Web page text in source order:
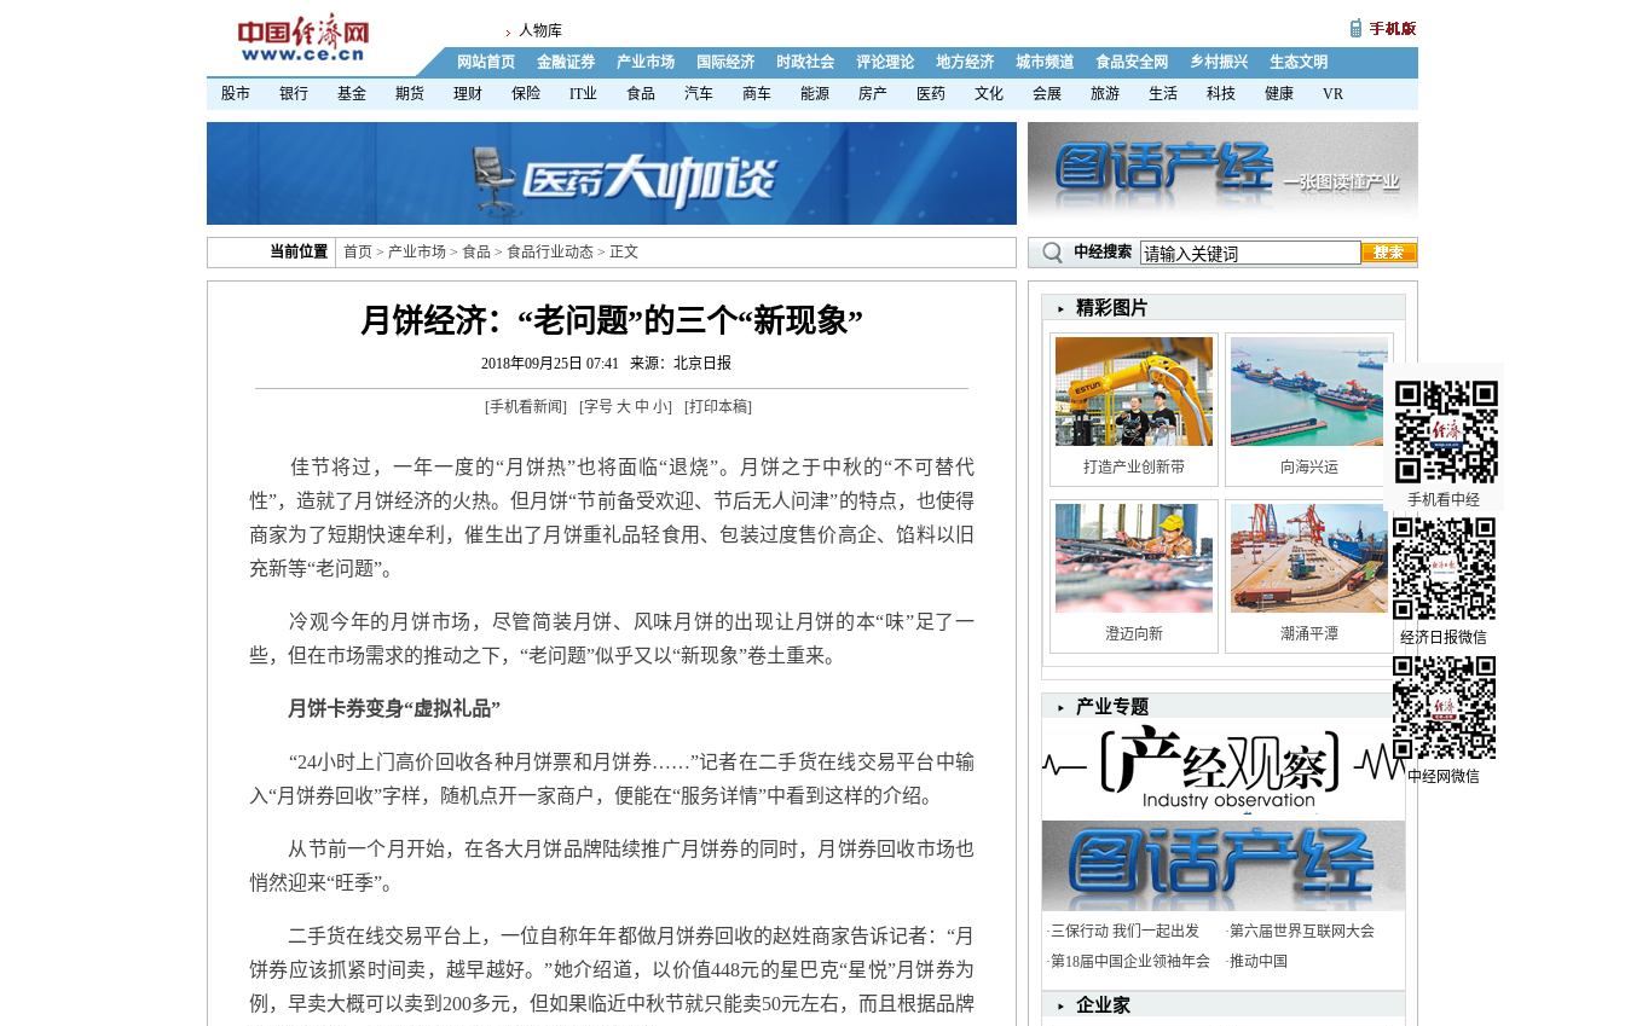
手机看中经
经济日报微信
中经网微信
人物库
网站首页
金融证券 产业市场 国际经济 时政社会 评论理论 地方经济 城市频道 食品安全网 乡村振兴
生态文明
股市
银行 基金 期货 理财 保险 IT业 食品 汽车 商车 能源 房产 医药 文化 会展 旅游 生活 科技 健康 VR
当前位置 首页 > 产业市场 > 食品 > 食品行业动态 > 正文 中经搜索
月饼经济：“老问题”的三个“新现象”
2018年09月25日 07:41 来源：北京日报
[手机看新闻] [字号 大 中 小] [打印本稿]
佳节将过，一年一度的“月饼热”也将面临“退烧”。月饼之于中秋的“不可替代
性”，造就了月饼经济的火热。但月饼“节前备受欢迎、节后无人问津”的特点，也使得
商家为了短期快速牟利，催生出了月饼重礼品轻食用、包装过度售价高企、馅料以旧
充新等“老问题”。
冷观今年的月饼市场，尽管简装月饼、风味月饼的出现让月饼的本“味”足了一
些，但在市场需求的推动之下，“老问题”似乎又以“新现象”卷土重来。
月饼卡券变身“虚拟礼品”
“24小时上门高价回收各种月饼票和月饼券……”记者在二手货在线交易平台中输
入“月饼券回收”字样，随机点开一家商户，便能在“服务详情”中看到这样的介绍。
从节前一个月开始，在各大月饼品牌陆续推广月饼券的同时，月饼券回收市场也
悄然迎来“旺季”。
二手货在线交易平台上，一位自称年年都做月饼券回收的赵姓商家告诉记者：“月
饼券应该抓紧时间卖，越早越好。”她介绍道，以价值448元的星巴克“星悦”月饼券为
例，早卖大概可以卖到200多元，但如果临近中秋节就只能卖50元左右，而且根据品牌
精彩图片
打造产业创新带 向海兴运
澄迈向新 潮涌平潭
产业专题
·三保行动 我们一起出发 ·第六届世界互联网大会
·第18届中国企业领袖年会 ·推动中国
企业家